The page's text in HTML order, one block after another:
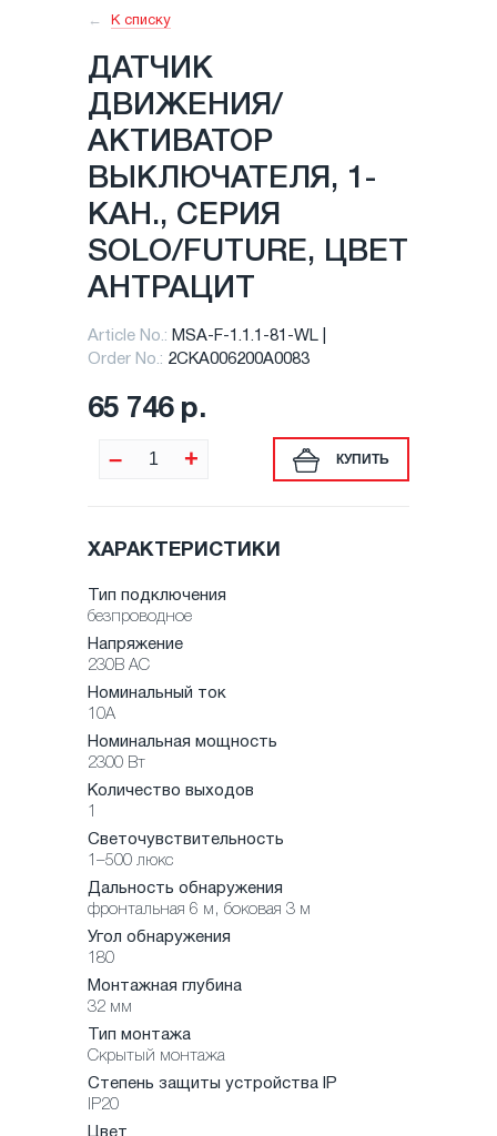
К списку
ДАТЧИК
ДВИЖЕНИЯ/
АКТИВАТОР
ВЫКЛЮЧАТЕЛЯ, 1-
КАН., СЕРИЯ
SOLO/FUTURE, ЦВЕТ
АНТРАЦИТ
Article No.: MSA-F-1.1.1-81-WL
Order No.: 2CKA006200A0083
65 746 р.
– + КУПИТЬ
ХАРАКТЕРИСТИКИ
Тип подключения
безпроводное
Напряжение
230В AC
Номинальный ток
10А
Номинальная мощность
2300 Вт
Количество выходов
1
Светочувствительность
1–500 люкс
Дальность обнаружения
фронтальная 6 м, боковая 3 м
Угол обнаружения
180
Монтажная глубина
32 мм
Тип монтажа
Скрытый монтажа
Степень защиты устройства IP
IP20
Цвет